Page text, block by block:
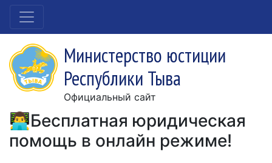
Министерство юстиции
Республики Тыва
Официальный сайт
👨‍💻Бесплатная юридическая
помощь в онлайн режиме!